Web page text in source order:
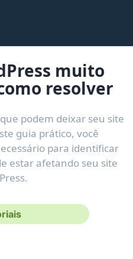
muito
resolver
podem deixar seu site
guia prático, você
para identificar
estar afetando seu site